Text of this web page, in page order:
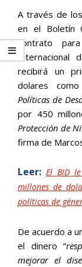
A través de
en el Boletín
contrato
recibirá un
dolares
Políticas de
por 450
Protección de
firma de
Leer: El BID
millones de
políticas de
De acuerdo a
el dinero “
mejorar el